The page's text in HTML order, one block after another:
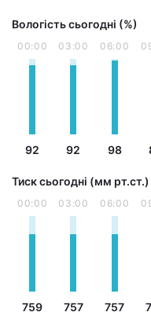
Вологість сьогодні (%)
00:00
92
03:00
92
06:00
98
Тиск сьогодні (мм рт.ст.)
00:00
759
03:00
757
06:00
757